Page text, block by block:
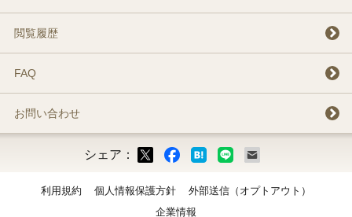
閲覧履歴
FAQ
お問い合わせ
シェア：
利用規約 個人情報保護方針
外部送信（オプトアウト）
企業情報